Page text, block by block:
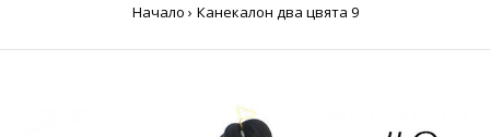
Начало Канекалон два цвята 9